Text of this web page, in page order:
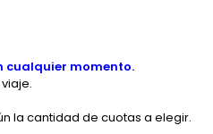
cualquier momento.
la cantidad de cuotas a elegir.